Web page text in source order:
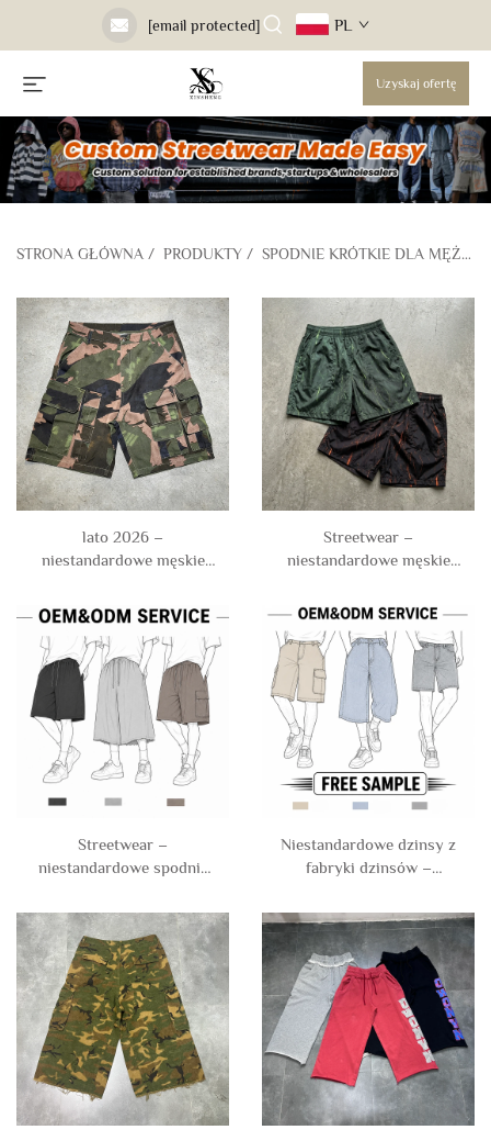
[email protected] PL
Uzyskaj ofertę
STRONA GŁÓWNA / PRODUKTY / SPODNIE KRÓTKIE DLA MĘŻCZYZN
lato 2026 –
niestandardowe męskie
z tkaniny twill z bawełny,
z kieszeniami użytkowymi
i motywem
kamuflażowym
Streetwear –
niestandardowe męskie
z nylonu taslon z efektem
pomarszczenia, do
gimnastyki, biegania i
koszykówki, z nylonu i
poliestru
Streetwear –
niestandardowe spodnie
francuskiego flanelka,
oversized, w stylu vintage,
poddane kwasowemu
praniu, długości capri (do
połowy łydki), szerokie,
luźne, krótkie spodnie
dżoggerowe
Niestandardowe dzinsy z
fabryki dzinsów –
praniu, przycięte, o
długości 3/4 (do kolan),
szerokie, luźne, z
szerokimi nogawkami,
krótkie dzinsy dla
mężczyzn